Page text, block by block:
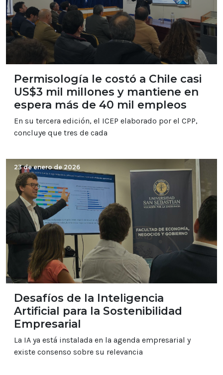
Permisología le costó a Chile casi
US$3 mil millones y mantiene en
espera más de 40 mil empleos
En su tercera edición, el ICEP elaborado por el CPP,
concluye que tres de cada
23 de enero de 2026
Desafíos de la Inteligencia
Artificial para la Sostenibilidad
Empresarial
La IA ya está instalada en la agenda empresarial y
existe consenso sobre su relevancia